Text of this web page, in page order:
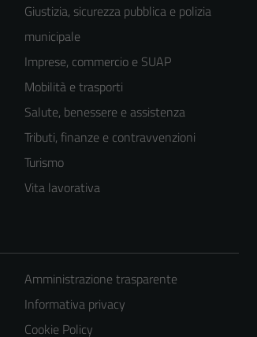
Giustizia, sicurezza pubblica e polizia
municipale
Imprese, commercio e SUAP
Mobilità e trasporti
Salute, benessere e assistenza
Tributi, finanze e contravvenzioni
Turismo
Vita lavorativa
Amministrazione trasparente
Informativa privacy
Cookie Policy